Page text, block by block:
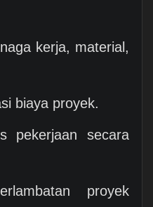
kerja, material,
biaya proyek.
pekerjaan secara
proyek